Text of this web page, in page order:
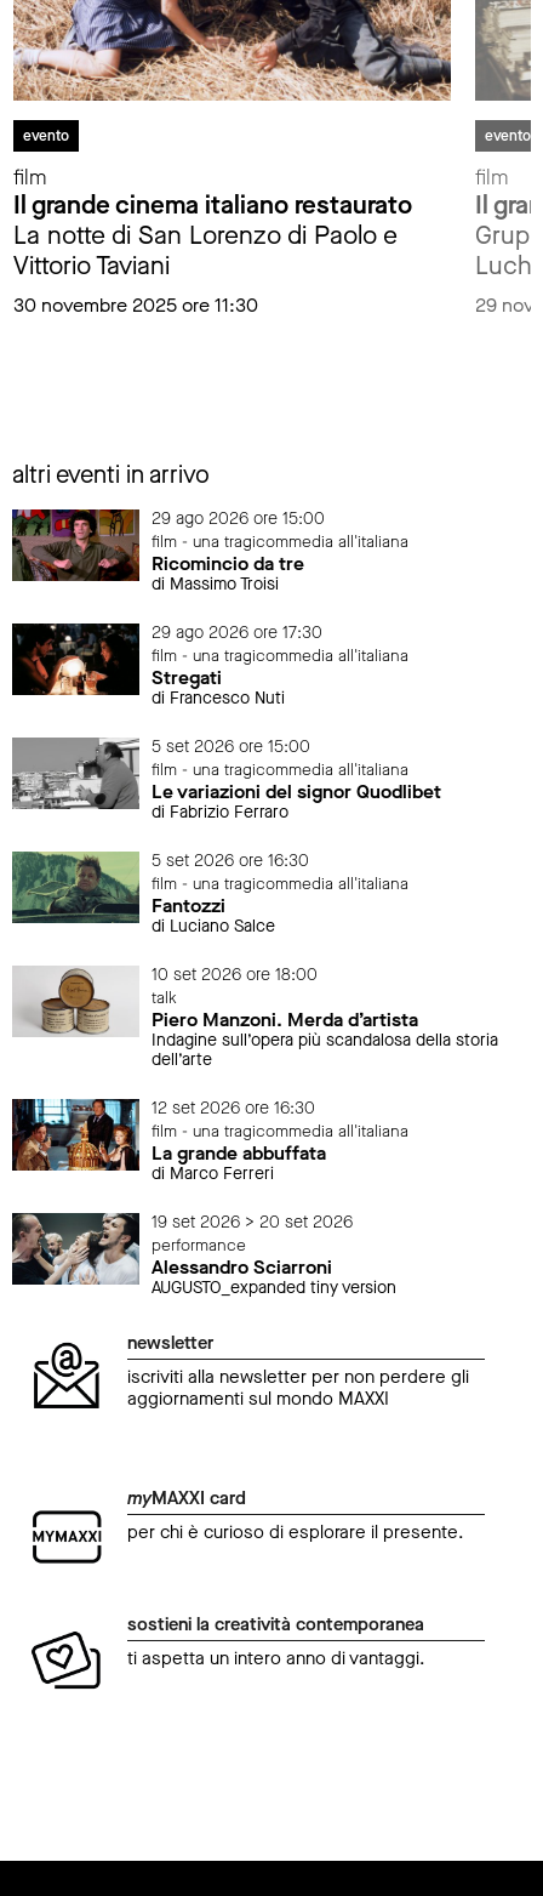
evento
film
Il grande cinema italiano restaurato
La notte di San Lorenzo di Paolo e
Vittorio Taviani
30 novembre 2025 ore 11:30
evento
film
Il
29
altri eventi in arrivo
29 ago 2026 ore 15:00
film - una tragicommedia all'italiana
Ricomincio da tre
di Massimo Troisi
29 ago 2026 ore 17:30
film - una tragicommedia all'italiana
Stregati
di Francesco Nuti
5 set 2026 ore 15:00
film - una tragicommedia all'italiana
Le variazioni del signor Quodlibet
di Fabrizio Ferraro
5 set 2026 ore 16:30
film - una tragicommedia all'italiana
Fantozzi
di Luciano Salce
10 set 2026 ore 18:00
talk
Piero Manzoni. Merda d’artista
Indagine sull’opera più scandalosa della storia
dell’arte
12 set 2026 ore 16:30
film - una tragicommedia all'italiana
La grande abbuffata
di Marco Ferreri
19 set 2026 > 20 set 2026
performance
Alessandro Sciarroni
AUGUSTO_expanded tiny version
newsletter
iscriviti alla newsletter per non perdere gli
aggiornamenti sul mondo MAXXI
myMAXXI card
per chi è curioso di esplorare il presente.
sostieni la creatività contemporanea
ti aspetta un intero anno di vantaggi.